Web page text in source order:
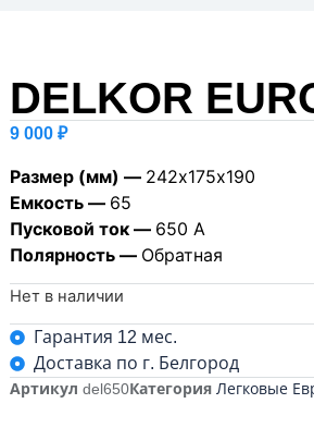
DELKOR
9 000 ₽
Размер (мм) — 242х175х190
Емкость — 65
Пусковой ток — 650 А
Полярность — Обратная
Нет в наличии
Гарантия 12 мес.
Доставка по г. Белгород
Артикул del650Категория Легковые